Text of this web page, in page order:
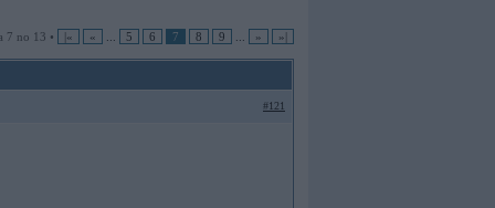
7 no 13 • |« « 5 6 7 8 9 » »|
#121